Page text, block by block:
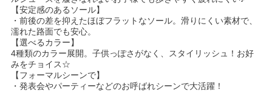
【安定感のあるソール】
・前後の差を抑えたほぼフラットなソール。滑りにくい素材で、
濡れた路面でも安心。
【選べるカラー】
4種類のカラー展開。子供っぽさがなく、スタイリッシュ！お好
みをチョイス☆
【フォーマルシーンで】
・発表会やパーティーなどのお呼ばれシーンで大活躍！